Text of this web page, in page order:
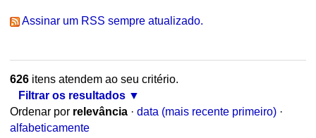
Assinar um RSS sempre atualizado.
626itens atendem ao seu critério.
Filtrar os resultados
Ordenar por relevância · data (mais recente primeiro) ·
alfabeticamente